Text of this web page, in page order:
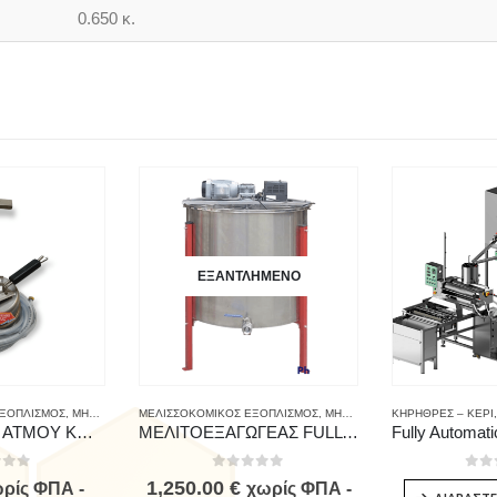
0.650 κ.
, ΜΗΧΑΝΗΜΑΤΑ - ΑΝΤΑΛΛΑΚΤΙΚΑ
ΜΑΧΑΙΡΙ ΙΝΟΧ ΑΤΜΟΥ ΚΟΜΠΛΕ
ΦΠΑ -
ΕΞΑΝΤΛΗΜΈΝΟ
ΜΕΛΙΣΣΟΚΟΜΙΚΟΣ ΕΞΟΠΛΙΣΜΟΣ, ΜΗΧΑΝΗΜΑΤΑ - ΑΝΤΑΛΛΑΚΤΙΚΑ
ΜΕΛΙΤΟΕΞΑΓΩΓΕΑΣ FULL INOX 6 ΠΛΑΙΣΙΩΝ ΗΛΕΚΤΡΙΚΟΣ
1,250.00 € χωρίς ΦΠΑ -
ΚΗΡΗΘΡΕΣ – ΚΕΡΙ ,
0